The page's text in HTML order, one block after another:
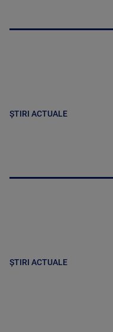
ȘTIRI ACTUALE
ȘTIRI ACTUALE